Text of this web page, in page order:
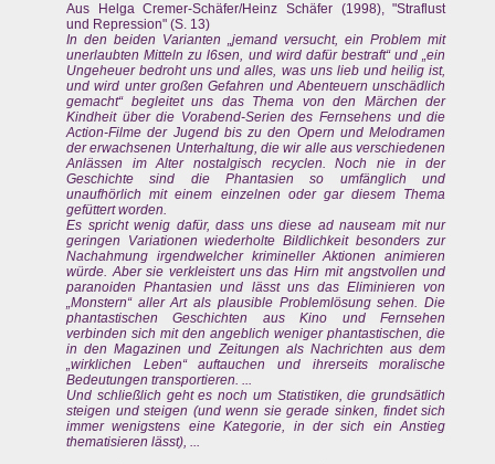
Aus Helga Cremer-Schäfer/Heinz Schäfer (1998), "Straflust
und Repression" (S. 13)
In den beiden Varianten „jemand versucht, ein Problem mit
unerlaubten Mitteln zu l6sen, und wird dafür bestraft“ und „ein
Ungeheuer bedroht uns und alles, was uns lieb und heilig ist,
und wird unter großen Gefahren und Abenteuern unschädlich
gemacht“ begleitet uns das Thema von den Märchen der
Kindheit über die Vorabend-Serien des Fernsehens und die
Action-Filme der Jugend bis zu den Opern und Melodramen
der erwachsenen Unterhaltung, die wir alle aus verschiedenen
Anlässen im Alter nostalgisch recyclen. Noch nie in der
Geschichte sind die Phantasien so umfänglich und
unaufhörlich mit einem einzelnen oder gar diesem Thema
gefüttert worden.
Es spricht wenig dafür, dass uns diese ad nauseam mit nur
geringen Variationen wiederholte Bildlichkeit besonders zur
Nachahmung irgendwelcher krimineller Aktionen animieren
würde. Aber sie verkleistert uns das Hirn mit angstvollen und
paranoiden Phantasien und lässt uns das Eliminieren von
„Monstern“ aller Art als plausible Problemlösung sehen. Die
phantastischen Geschichten aus Kino und Fernsehen
verbinden sich mit den angeblich weniger phantastischen, die
in den Magazinen und Zeitungen als Nachrichten aus dem
„wirklichen Leben“ auftauchen und ihrerseits moralische
Bedeutungen transportieren. ...
Und schließlich geht es noch um Statistiken, die grundsätlich
steigen und steigen (und wenn sie gerade sinken, findet sich
immer wenigstens eine Kategorie, in der sich ein Anstieg
thematisieren lässt), ...